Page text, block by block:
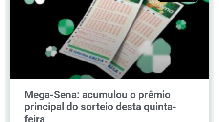
Mega-Sena: acumulou o prêmio
principal do sorteio desta quinta-
feira